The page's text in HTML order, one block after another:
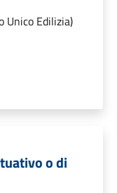
Unico Edilizia)
o di